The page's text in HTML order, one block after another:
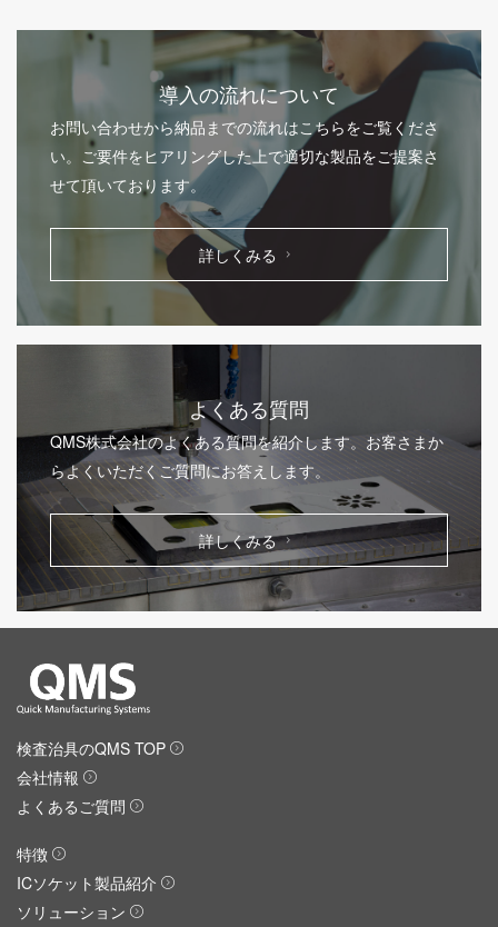
導入の流れについて
お問い合わせから納品までの流れはこちらをご覧くださ
い。ご要件をヒアリングした上で適切な製品をご提案さ
せて頂いております。
詳しくみる
よくある質問
QMS株式会社のよくある質問を紹介します。お客さまか
らよくいただくご質問にお答えします。
詳しくみる
検査治具のQMS TOP
会社情報
よくあるご質問
特徴
ICソケット製品紹介
ソリューション